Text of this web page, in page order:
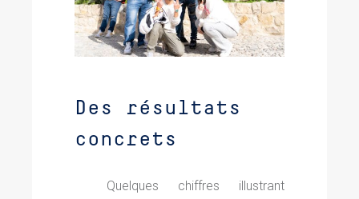
Des résultats
concrets
Quelques chiffres illustrant